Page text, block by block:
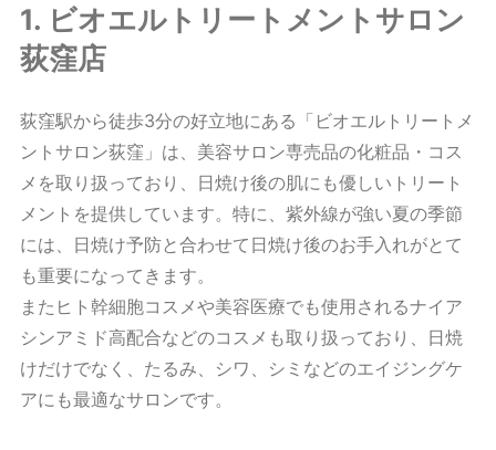
1. ビオエルトリートメントサロン
荻窪店
荻窪駅から徒歩3分の好立地にある「ビオエルトリートメ
ントサロン荻窪」は、美容サロン専売品の化粧品・コス
メを取り扱っており、日焼け後の肌にも優しいトリート
メントを提供しています。特に、紫外線が強い夏の季節
には、日焼け予防と合わせて日焼け後のお手入れがとて
も重要になってきます。
またヒト幹細胞コスメや美容医療でも使用されるナイア
シンアミド高配合などのコスメも取り扱っており、日焼
けだけでなく、たるみ、シワ、シミなどのエイジングケ
アにも最適なサロンです。